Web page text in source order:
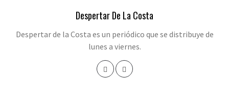
Despertar De La Costa
Despertar de la Costa es un periódico que se distribuye de
lunes a viernes.